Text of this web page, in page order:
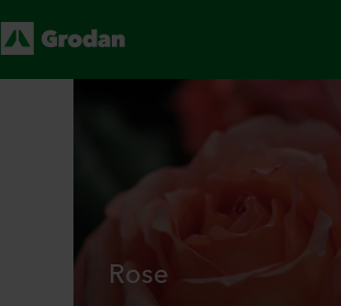
Rose